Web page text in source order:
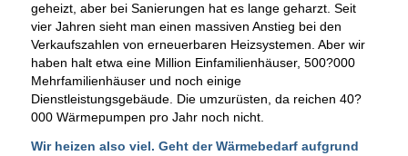
geheizt, aber bei Sanierungen hat es lange geharzt. Seit
vier Jahren sieht man einen massiven Anstieg bei den
Verkaufszahlen von erneuerbaren Heizsystemen. Aber wir
haben halt etwa eine Million Einfamilienhäuser, 500?000
Mehrfamilienhäuser und noch einige
Dienstleistungsgebäude. Die umzurüsten, da reichen 40?
000 Wärmepumpen pro Jahr noch nicht.
Wir heizen also viel. Geht der Wärmebedarf aufgrund